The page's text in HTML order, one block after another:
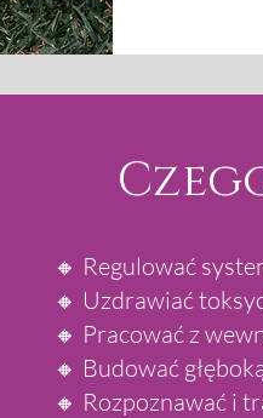
🔸 Regulować
🔸 Uzdrawiać
🔸 Pracować z
🔸 Budować
🔸 Rozpoznawać i